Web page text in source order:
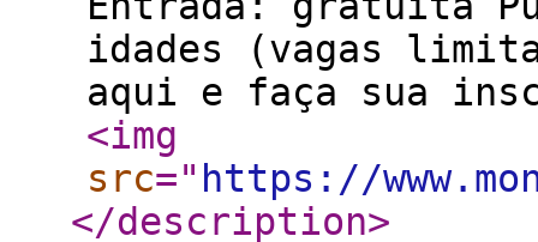
idades (vagas
aqui e faça sua
<img
src=" https://
</description>